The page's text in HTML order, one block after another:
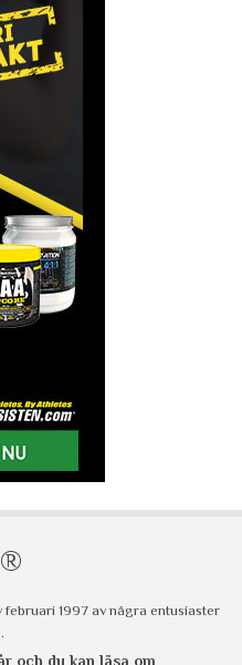
1997 av några entusiaster
och du kan läsa om